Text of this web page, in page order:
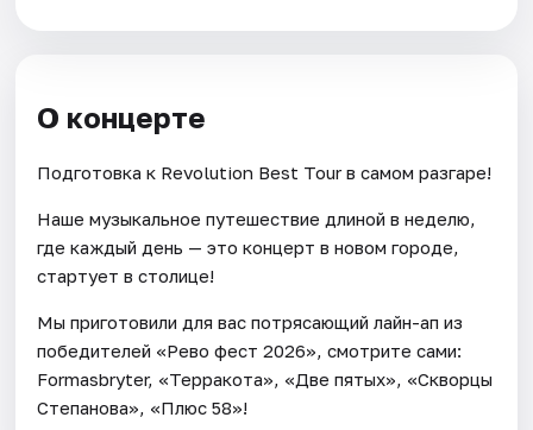
О концерте
Подготовка к Revolution Best Tour в самом разгаре!
Наше музыкальное путешествие длиной в неделю,
где каждый день — это концерт в новом городе,
стартует в столице!
Мы приготовили для вас потрясающий лайн-ап из
победителей «Рево фест 2026», смотрите сами:
Formasbryter, «Терракота», «Две пятых», «Скворцы
Степанова», «Плюс 58»!